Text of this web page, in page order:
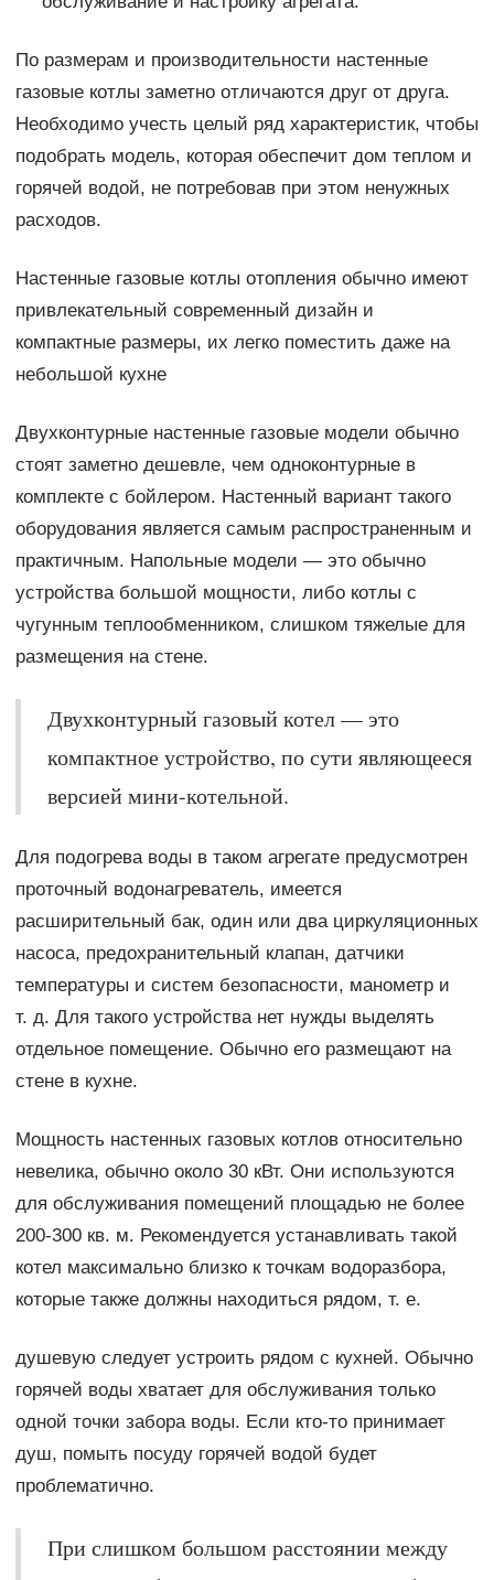
По размерам и производительности настенные
газовые котлы заметно отличаются друг от друга.
Необходимо учесть целый ряд характеристик, чтобы
подобрать модель, которая обеспечит дом теплом и
горячей водой, не потребовав при этом ненужных
расходов.
Настенные газовые котлы отопления обычно имеют
привлекательный современный дизайн и
компактные размеры, их легко поместить даже на
небольшой кухне
Двухконтурные настенные газовые модели обычно
стоят заметно дешевле, чем одноконтурные в
комплекте с бойлером. Настенный вариант такого
оборудования является самым распространенным и
практичным. Напольные модели — это обычно
устройства большой мощности, либо котлы с
чугунным теплообменником, слишком тяжелые для
размещения на стене.
Двухконтурный газовый котел — это
компактное устройство, по сути являющееся
версией мини-котельной.
Для подогрева воды в таком агрегате предусмотрен
проточный водонагреватель, имеется
расширительный бак, один или два циркуляционных
насоса, предохранительный клапан, датчики
температуры и систем безопасности, манометр и
т. д. Для такого устройства нет нужды выделять
отдельное помещение. Обычно его размещают на
стене в кухне.
Мощность настенных газовых котлов относительно
невелика, обычно около 30 кВт. Они используются
для обслуживания помещений площадью не более
200-300 кв. м. Рекомендуется устанавливать такой
котел максимально близко к точкам водоразбора,
которые также должны находиться рядом, т. е.
душевую следует устроить рядом с кухней. Обычно
горячей воды хватает для обслуживания только
одной точки забора воды. Если кто-то принимает
душ, помыть посуду горячей водой будет
проблематично.
При слишком большом расстоянии между